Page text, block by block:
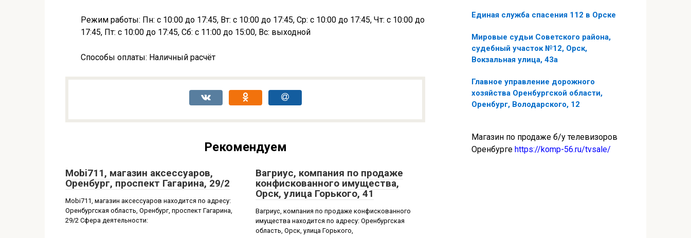
Режим работы: Пн: с 10:00 до 17:45, Вт: с 10:00 до 17:45, Ср: с 10:00 до 17:45, Чт: с 10:00 до
17:45, Пт: с 10:00 до 17:45, Сб: с 11:00 до 15:00, Вс: выходной
Способы оплаты: Наличный расчёт
Рекомендуем
Mobi711, магазин аксессуаров,
Оренбург, проспект Гагарина, 29/2
Mobi711, магазин аксессуаров находится по адресу:
Оренбургская область, Оренбург, проспект Гагарина,
29/2 Сфера деятельности:
Вагриус, компания по продаже
конфискованного имущества,
Орск, улица Горького, 41
Вагриус, компания по продаже конфискованного
имущества находится по адресу: Оренбургская
область, Орск, улица Горького,
Единая служба спасения 112 в Орске
Мировые судьи Советского района,
судебный участок №12, Орск,
Вокзальная улица, 43а
Главное управление дорожного
хозяйства Оренбургской области,
Оренбург, Володарского, 12
Магазин по продаже б/у телевизоров
Оренбурге https://komp-56.ru/tvsale/